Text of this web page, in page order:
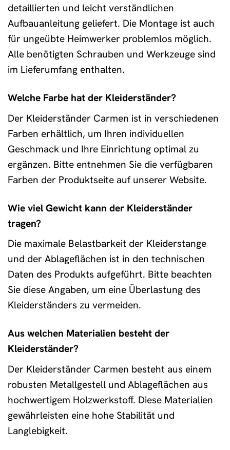
detaillierten und leicht verständlichen
Aufbauanleitung geliefert. Die Montage ist auch
für ungeübte Heimwerker problemlos möglich.
Alle benötigten Schrauben und Werkzeuge sind
im Lieferumfang enthalten.
Welche Farbe hat der Kleiderständer?
Der Kleiderständer Carmen ist in verschiedenen
Farben erhältlich, um Ihren individuellen
Geschmack und Ihre Einrichtung optimal zu
ergänzen. Bitte entnehmen Sie die verfügbaren
Farben der Produktseite auf unserer Website.
Wie viel Gewicht kann der Kleiderständer
tragen?
Die maximale Belastbarkeit der Kleiderstange
und der Ablageflächen ist in den technischen
Daten des Produkts aufgeführt. Bitte beachten
Sie diese Angaben, um eine Überlastung des
Kleiderständers zu vermeiden.
Aus welchen Materialien besteht der
Kleiderständer?
Der Kleiderständer Carmen besteht aus einem
robusten Metallgestell und Ablageflächen aus
hochwertigem Holzwerkstoff. Diese Materialien
gewährleisten eine hohe Stabilität und
Langlebigkeit.